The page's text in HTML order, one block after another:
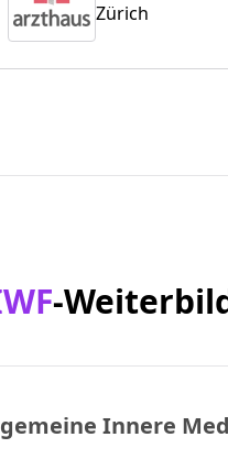
Zürich
-
Innere